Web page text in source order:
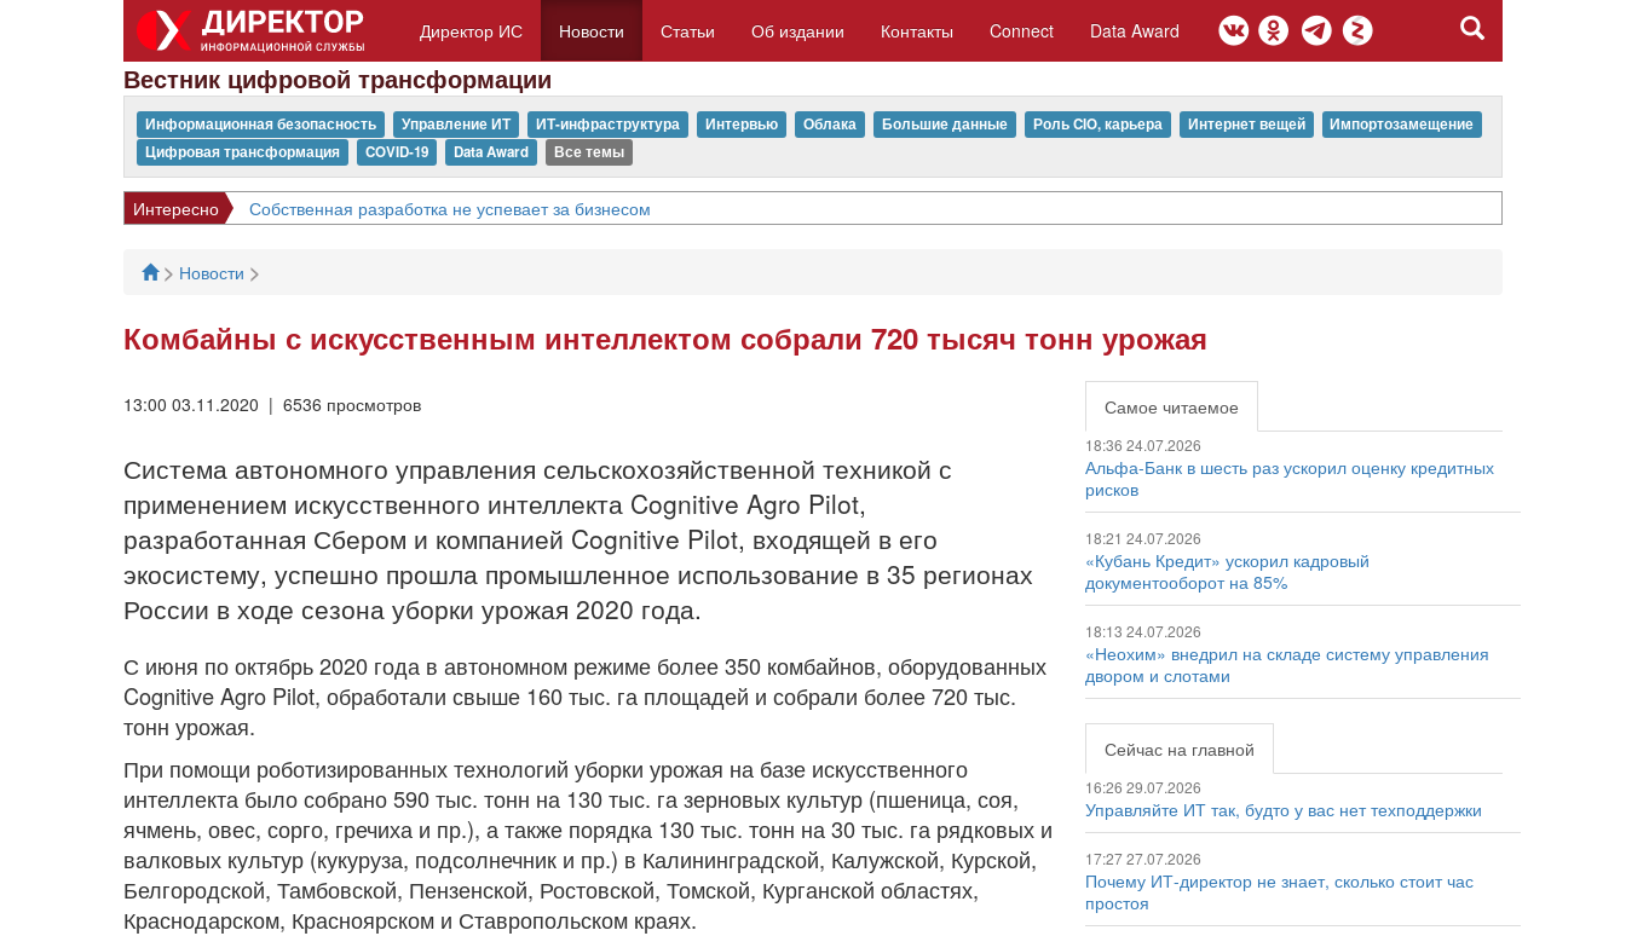
Директор ИС Новости Статьи Об издании Контакты Connect Data Award
Вестник цифровой трансформации
Информационная безопасность Управление ИТ ИТ-инфраструктура Интервью Облака Большие данные Роль CIO, карьера Интернет вещей
Импортозамещение
Цифровая трансформация
COVID-19 Data Award Все темы
Интересно Собственная разработка не успевает за бизнесом
> Новости >
Комбайны с искусственным интеллектом собрали 720 тысяч тонн урожая
13:00 03.11.2020 | 6536 просмотров
Система автономного управления сельскохозяйственной техникой с
применением искусственного интеллекта Cognitive Agro Pilot,
разработанная Сбером и компанией Cognitive Pilot, входящей в его
экосистему, успешно прошла промышленное использование в 35 регионах
России в ходе сезона уборки урожая 2020 года.
С июня по октябрь 2020 года в автономном режиме более 350 комбайнов, оборудованных
Cognitive Agro Pilot, обработали свыше 160 тыс. га площадей и собрали более 720 тыс.
тонн урожая.
При помощи роботизированных технологий уборки урожая на базе искусственного
интеллекта было собрано 590 тыс. тонн на 130 тыс. га зерновых культур (пшеница, соя,
ячмень, овес, сорго, гречиха и пр.), а также порядка 130 тыс. тонн на 30 тыс. га рядковых и
валковых культур (кукуруза, подсолнечник и пр.) в Калининградской, Калужской, Курской,
Белгородской, Тамбовской, Пензенской, Ростовской, Томской, Курганской областях,
Краснодарском, Красноярском и Ставропольском краях.
Самое читаемое
18:36 24.07.2026
Альфа-Банк в шесть раз ускорил оценку кредитных
рисков
18:21 24.07.2026
«Кубань Кредит» ускорил кадровый
документооборот на 85%
18:13 24.07.2026
«Неохим» внедрил на складе систему управления
двором и слотами
Сейчас на главной
16:26 29.07.2026
Управляйте ИТ так, будто у вас нет техподдержки
17:27 27.07.2026
Почему ИТ-директор не знает, сколько стоит час
простоя